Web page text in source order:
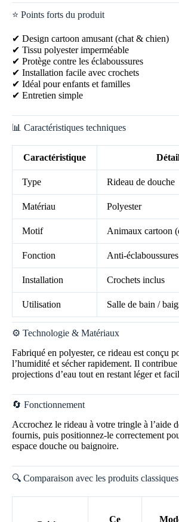
⭐ Points forts du produit
✔ Design cartoon amusant (chat & chien)
✔ Tissu polyester imperméable
✔ Protège contre les éclaboussures
✔ Installation facile avec crochets
✔ Idéal pour enfants et familles
✔ Entretien simple
📊 Caractéristiques techniques
Caractéristique
Type Rideau de douche
Matériau Polyester
Motif Animaux cartoon
Fonction Anti-éclaboussures
Installation Crochets inclus
Utilisation Salle de bain /
⚙️ Technologie & Matériaux
Fabriqué en polyester, ce rideau est conçu
l’humidité et sécher rapidement. Il
projections d’eau tout en restant léger et
🔄 Fonctionnement
Accrochez le rideau à votre tringle à l’aide
fournis, puis positionnez-le correctement
espace douche ou baignoire.
🔍 Comparaison avec les produits classiques
Ce